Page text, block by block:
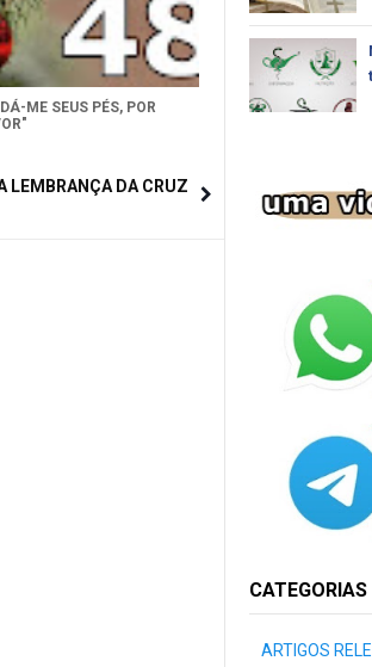
ME SEUS PÉS, POR
LEMBRANÇA DA CRUZ
CATEGORIAS
ARTIGOS